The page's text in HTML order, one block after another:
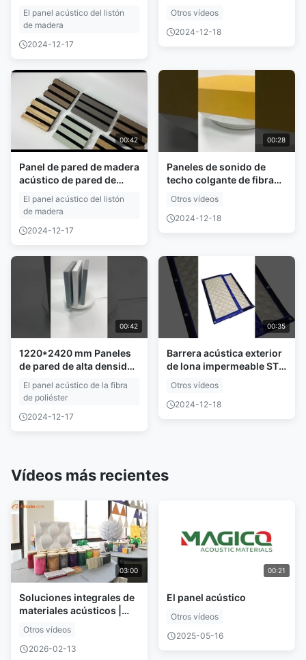
paneles de madera con
superficie de chapa
El panel acústico del listón
de madera
2024-12-17
cemento de lana de
madera deducción de
ruido
Otros vídeos
2024-12-18
00:42
Panel de pared de madera
acústico de pared de
madera de pizarra para el
teatro
El panel acústico del listón
de madera
2024-12-17
00:28
Paneles de sonido de
techo colgante de fibra
de vidrio de alta densidad
para aislamiento acústico
Otros vídeos
2024-12-18
00:42
1220*2420 mm Paneles
de pared de alta densidad
para el control del ruido
de oficina
El panel acústico de la fibra
de poliéster
2024-12-17
00:35
Barrera acústica exterior
de lona impermeable STC
17dB y retardante de
llama
Otros vídeos
2024-12-18
Vídeos más recientes
03:00
Soluciones integrales de
materiales acústicos |
Proveedor directo de
fábrica
Otros vídeos
2026-02-13
00:21
El panel acústico
Otros vídeos
2025-05-16